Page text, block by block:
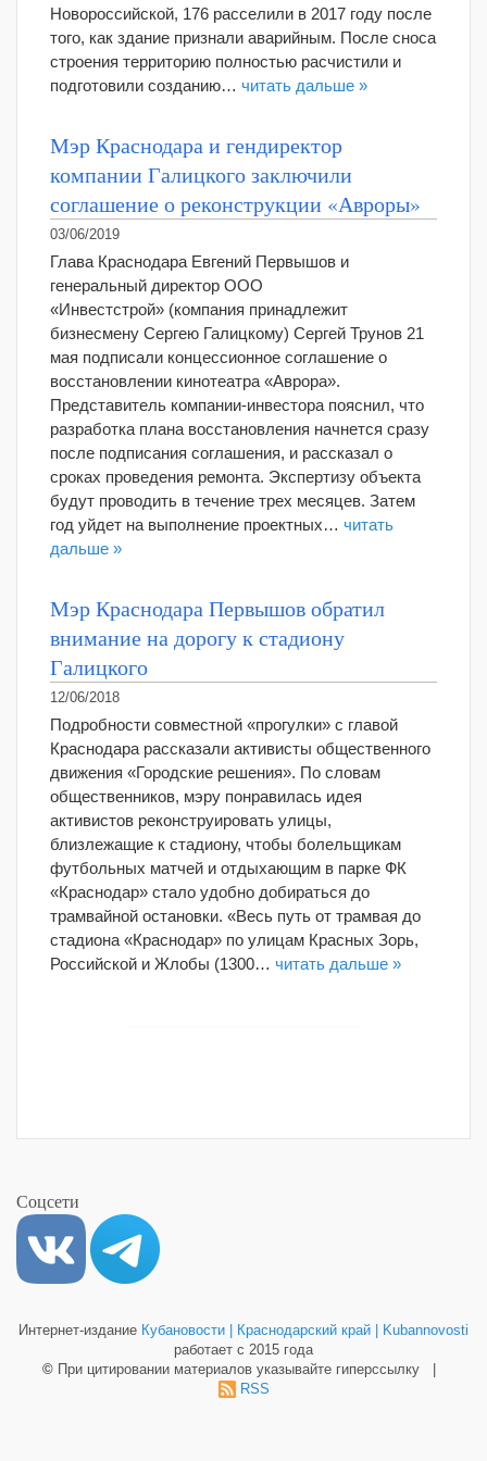
Новороссийской, 176 расселили в 2017 году после
того, как здание признали аварийным. После сноса
строения территорию полностью расчистили и
подготовили созданию… читать дальше »
Мэр Краснодара и гендиректор
компании Галицкого заключили
соглашение о реконструкции «Авроры»
03/06/2019
Глава Краснодара Евгений Первышов и
генеральный директор ООО
«Инвестстрой» (компания принадлежит
бизнесмену Сергею Галицкому) Сергей Трунов 21
мая подписали концессионное соглашение о
восстановлении кинотеатра «Аврора».
Представитель компании-инвестора пояснил, что
разработка плана восстановления начнется сразу
после подписания соглашения, и рассказал о
сроках проведения ремонта. Экспертизу объекта
будут проводить в течение трех месяцев. Затем
год уйдет на выполнение проектных… читать
дальше »
Мэр Краснодара Первышов обратил
внимание на дорогу к стадиону
Галицкого
12/06/2018
Подробности совместной «прогулки» с главой
Краснодара рассказали активисты общественного
движения «Городские решения». По словам
общественников, мэру понравилась идея
активистов реконструировать улицы,
близлежащие к стадиону, чтобы болельщикам
футбольных матчей и отдыхающим в парке ФК
«Краснодар» стало удобно добираться до
трамвайной остановки. «Весь путь от трамвая до
стадиона «Краснодар» по улицам Красных Зорь,
Российской и Жлобы (1300… читать дальше »
Соцсети
Интернет-издание Кубановости | Краснодарский край | Kubannovosti
работает с 2015 года
© При цитировании материалов указывайте гиперссылку |
RSS